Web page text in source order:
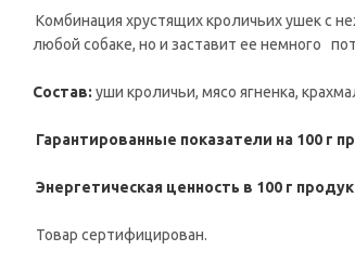
Комбинация хрустящих кроличьих ушек с
любой собаке, но и заставит ее немного
Состав: уши кроличьи, мясо ягненка,
Гарантированные показатели на 100 г
Энергетическая ценность в 100 г
Товар сертифицирован.